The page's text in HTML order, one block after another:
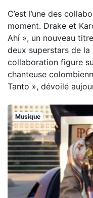
C’est l’une des
moment. Drake et
Ahí », un nouveau
deux superstars de
collaboration figure
chanteuse
Tanto », dévoilé
Musique